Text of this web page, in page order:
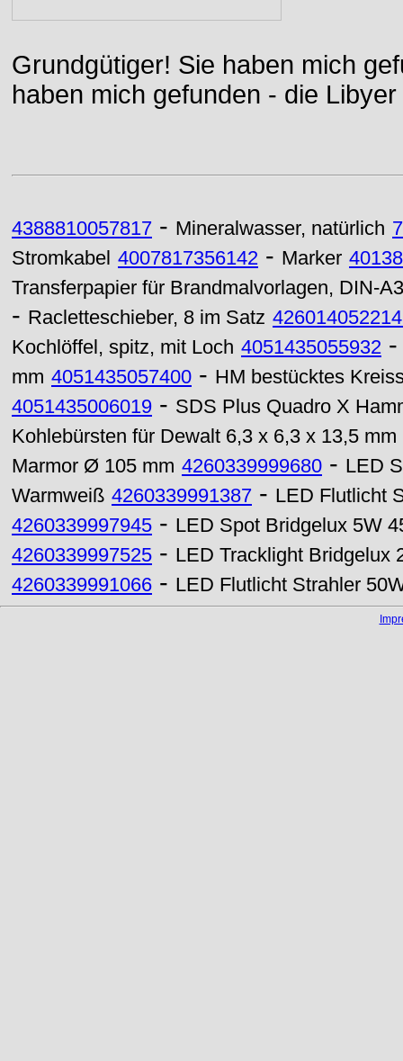
Grundgütiger! Sie haben mich
haben mich gefunden - die
4388810057817 - Mineralwasser, natürlich
Stromkabel 4007817356142 - Marker
Transferpapier für Brandmalvorlagen, DIN-A3
- Racletteschieber, 8 im Satz
Kochlöffel, spitz, mit Loch 4051435055932
mm 4051435057400 - HM bestücktes
4051435006019 - SDS Plus Quadro X
Kohlebürsten für Dewalt 6,3 x 6,3 x 13,5 mm
Marmor Ø 105 mm 4260339999680 - LED
Warmweiß 4260339991387 - LED Flutlicht
4260339997945 - LED Spot Bridgelux 5W
4260339997525 - LED Tracklight Bridgelux
4260339991066 - LED Flutlicht Strahler